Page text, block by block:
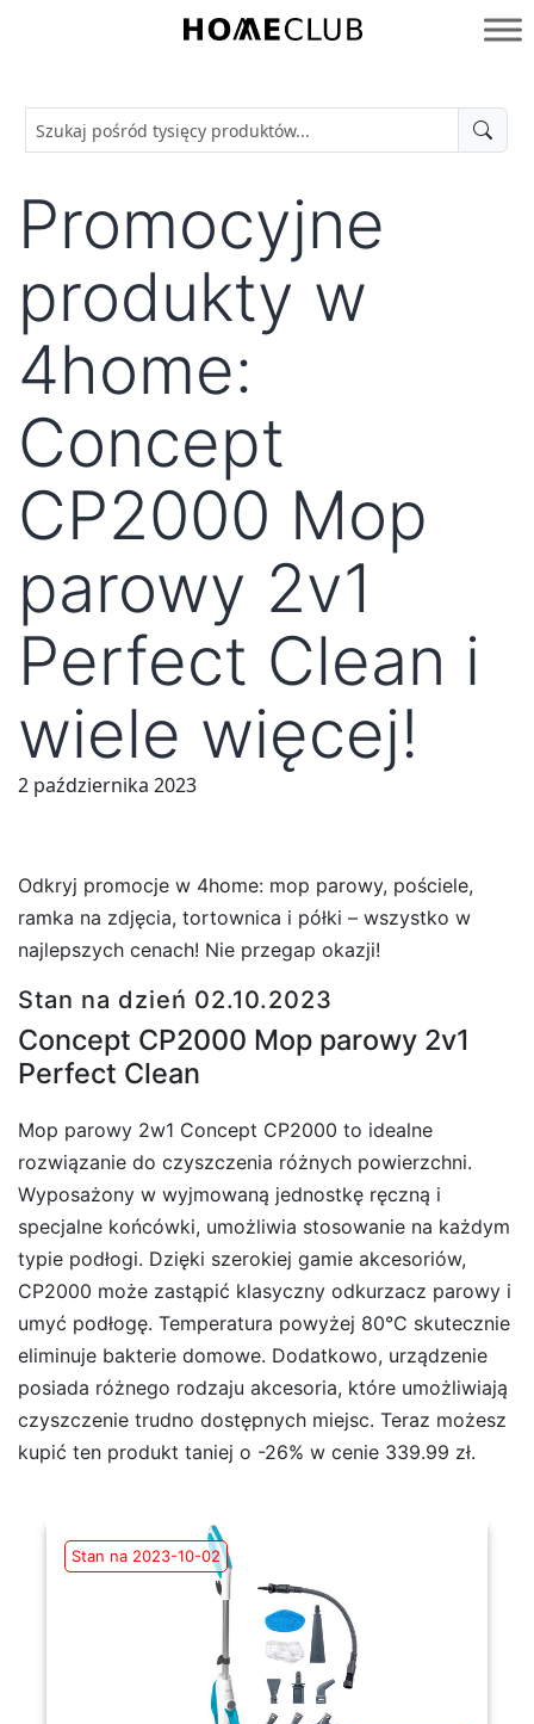
Homeclub
Promocyjne
produkty w
4home:
Concept
CP2000 Mop
parowy 2v1
Perfect Clean i
wiele więcej!
2 października 2023
Odkryj promocje w 4home: mop parowy, pościele,
ramka na zdjęcia, tortownica i półki – wszystko w
najlepszych cenach! Nie przegap okazji!
Stan na dzień 02.10.2023
Concept CP2000 Mop parowy 2v1
Perfect Clean
Mop parowy 2w1 Concept CP2000 to idealne
rozwiązanie do czyszczenia różnych powierzchni.
Wyposażony w wyjmowaną jednostkę ręczną i
specjalne końcówki, umożliwia stosowanie na każdym
typie podłogi. Dzięki szerokiej gamie akcesoriów,
CP2000 może zastąpić klasyczny odkurzacz parowy i
umyć podłogę. Temperatura powyżej 80°C skutecznie
eliminuje bakterie domowe. Dodatkowo, urządzenie
posiada różnego rodzaju akcesoria, które umożliwiają
czyszczenie trudno dostępnych miejsc. Teraz możesz
kupić ten produkt taniej o -26% w cenie 339.99 zł.
Stan na 2023-10-02